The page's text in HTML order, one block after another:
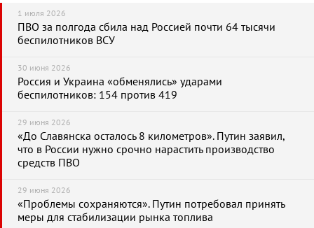
1 июля 2026
ПВО за полгода сбила над Россией почти 64 тысячи
беспилотников ВСУ
30 июня 2026
Россия и Украина «обменялись» ударами
беспилотников: 154 против 419
29 июня 2026
«До Славянска осталось 8 километров». Путин заявил,
что в России нужно срочно нарастить производство
средств ПВО
29 июня 2026
«Проблемы сохраняются». Путин потребовал принять
меры для стабилизации рынка топлива